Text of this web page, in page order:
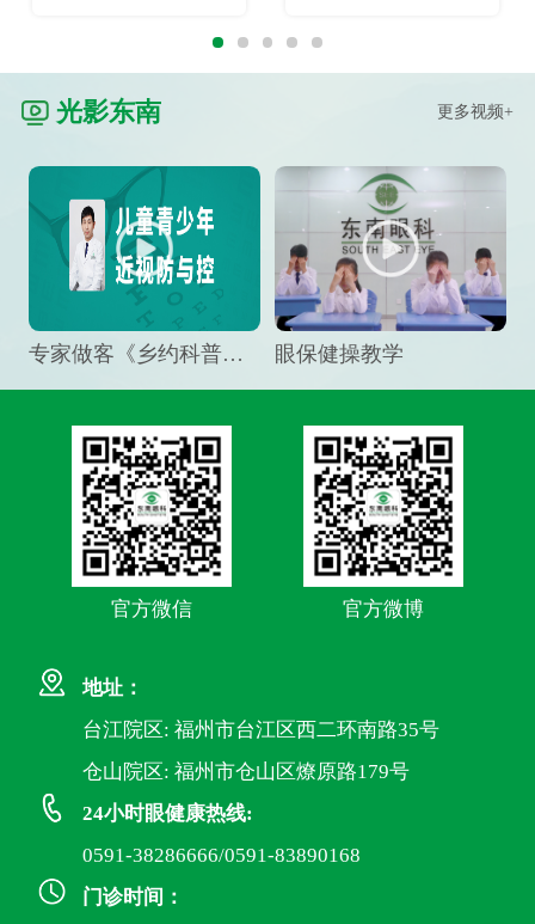
光影东南 更多视频+
专家做客《乡约科普》栏目，预防孩子近视竟然这么“简单” 眼保健操教学
官方微信 官方微博
地址：
台江院区: 福州市台江区西二环南路35号
仓山院区: 福州市仓山区燎原路179号
24小时眼健康热线:
0591-38286666/0591-83890168
门诊时间：